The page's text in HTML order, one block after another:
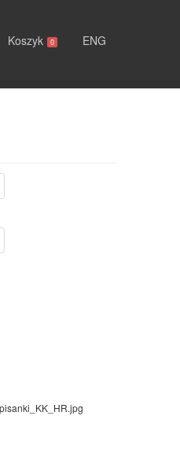
Koszyk 0 ENG